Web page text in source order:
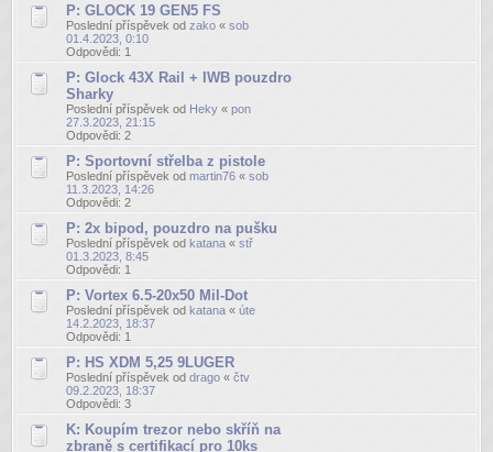
P: GLOCK 19 GEN5 FS
Poslední příspěvek od zako « sob
01.4.2023, 0:10
Odpovědi: 1
P: Glock 43X Rail + IWB pouzdro
Sharky
Poslední příspěvek od Heky « pon
27.3.2023, 21:15
Odpovědi: 2
P: Sportovní střelba z pistole
Poslední příspěvek od martin76 « sob
11.3.2023, 14:26
Odpovědi: 2
P: 2x bipod, pouzdro na pušku
Poslední příspěvek od katana « stř
01.3.2023, 8:45
Odpovědi: 1
P: Vortex 6.5-20x50 Mil-Dot
Poslední příspěvek od katana « úte
14.2.2023, 18:37
Odpovědi: 1
P: HS XDM 5,25 9LUGER
Poslední příspěvek od drago « čtv
09.2.2023, 18:37
Odpovědi: 3
K: Koupím trezor nebo skříň na
zbraně s certifikací pro 10ks